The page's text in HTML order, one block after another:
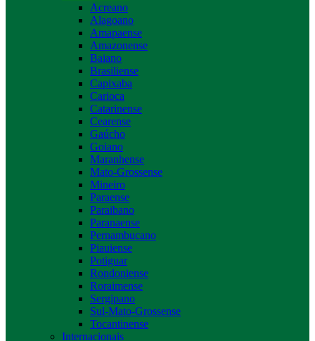
Acreano
Alagoano
Amapaense
Amazonense
Baiano
Brasiliense
Capixaba
Carioca
Catarinense
Cearense
Gaúcho
Goiano
Maranhense
Mato-Grossense
Mineiro
Paraense
Paraibano
Paranaense
Pernambucano
Piauiense
Potiguar
Rondoniense
Roraimense
Sergipano
Sul-Mato-Grossense
Tocantinense
Internacionais